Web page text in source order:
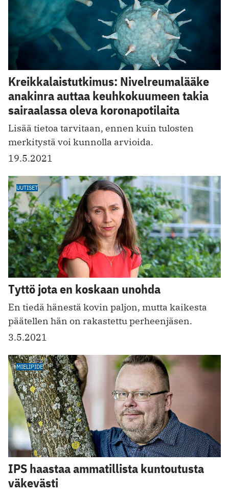
Kreikkalaistutkimus: Nivelreumalääke
anakinra auttaa keuhkokuumeen takia
sairaalassa oleva koronapotilaita
Lisää tietoa tarvitaan, ennen kuin tulosten
merkitystä voi kunnolla arvioida.
19.5.2021
UUTISET
Tyttö jota en koskaan unohda
En tiedä hänestä kovin paljon, mutta kaikesta
päätellen hän on rakastettu perheenjäsen.
3.5.2021
MIELIPIDE
IPS haastaa ammatillista kuntoutusta
väkevästi